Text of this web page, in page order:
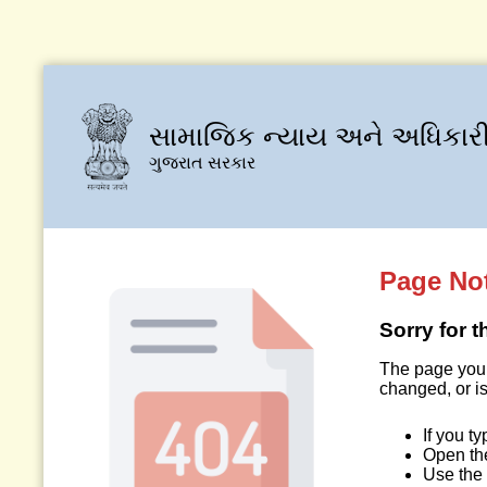
સામાજિક ન્યાય અને
ગુજરાત સરકાર
Page
Sorry for
The page
changed, or
If you
Open
Use